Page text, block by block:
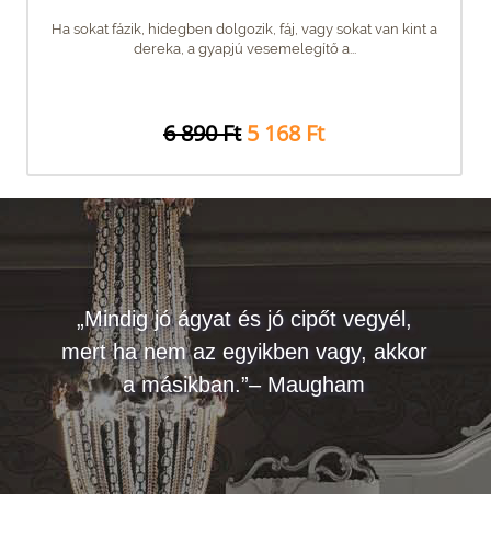
Ha sokat fázik, hidegben dolgozik, fáj, vagy sokat van kint a
dereka, a gyapjú vesemelegítő a...
6 890 Ft 5 168 Ft
„Mindig jó ágyat és jó cipőt vegyél,
mert ha nem az egyikben vagy, akkor
a másikban.”– Maugham